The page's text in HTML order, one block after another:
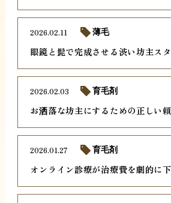
眼鏡と髭で完成させる渋い坊主ス
2026.02.11 薄毛
お洒落な坊主にするための正しい
2026.02.03 育毛剤
オンライン診療が治療費を劇的に
2026.01.27 育毛剤